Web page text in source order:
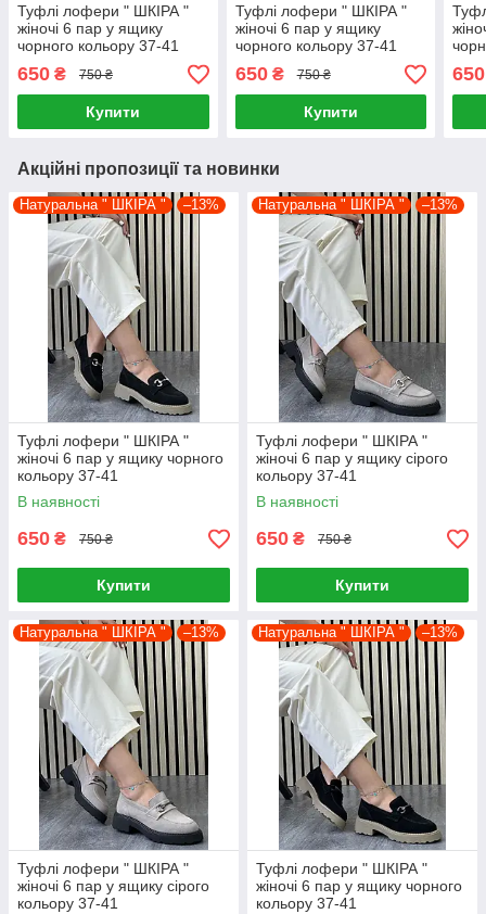
Туфлі лофери " ШКІРА "
жіночі 6 пар у ящику
чорного кольору 37-41
650 ₴ 750 ₴
Купити
Туфлі лофери " ШКІРА "
жіночі 6 пар у ящику
чорного кольору 37-41
650₴ 750 ₴
Купити
650
Акційні пропозиції та новинки
Натуральна " ШКІРА " –13%
Туфлі лофери " ШКІРА "
жіночі 6 пар у ящику чорного
кольору 37-41
В наявності
650 ₴ 750 ₴
Купити
Натуральна " ШКІРА " –13%
Туфлі лофери " ШКІРА "
жіночі 6 пар у ящику сірого
кольору 37-41
В наявності
650 ₴ 750 ₴
Купити
Натуральна " ШКІРА " –13%
Туфлі лофери " ШКІРА "
жіночі 6 пар у ящику сірого
кольору 37-41
Натуральна " ШКІРА " –13%
Туфлі лофери " ШКІРА "
жіночі 6 пар у ящику чорного
кольору 37-41